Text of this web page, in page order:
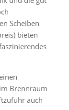
Scheiben
bieten
Brennraum
auch